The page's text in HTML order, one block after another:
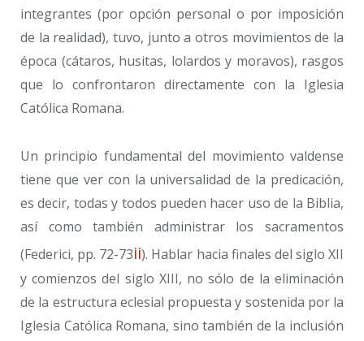
integrantes (por opción personal o por imposición
de la realidad), tuvo, junto a otros movimientos de la
época (cátaros, husitas, lolardos y moravos), rasgos
que lo confrontaron directamente con la Iglesia
Católica Romana.
Un principio fundamental del movimiento valdense
tiene que ver con la universalidad de la predicación,
es decir, todas y todos pueden hacer uso de la Biblia,
así como también administrar los sacramentos
(Federici, pp. 72-73ii). Hablar hacia finales del siglo XII
y comienzos del siglo XIII, no sólo de la eliminación
de la estructura eclesial propuesta y sostenida por la
Iglesia Católica Romana, sino también de la inclusión